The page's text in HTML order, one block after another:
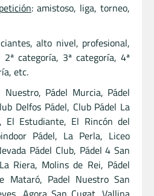
: amistoso, liga, torneo,
alto nivel, profesional,
categoría, 3ª categoría, 4ª
etc.
Nuestro, Pádel Murcia, Pádel
Delfos Pádel, Club Pádel La
El Estudiante, El Rincón del
Pádel, La Perla, Liceo
Pádel Club, Pádel 4 San
Riera, Molins de Rei, Pádel
Mataró, Padel Nuestro San